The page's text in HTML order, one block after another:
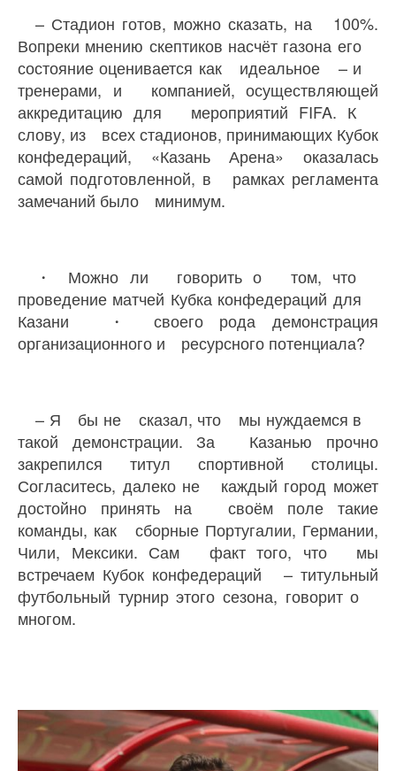
– Стадион готов, можно сказать, на 100%.
Вопреки мнению скептиков насчёт газона его
состояние оценивается как идеальное – и
тренерами, и компанией, осуществляющей
аккредитацию для мероприятий FIFA. К
слову, из всех стадионов, принимающих Кубок
конфедераций, «Казань Арена» оказалась
самой подготовленной, в рамках регламента
замечаний было минимум.
・ Можно ли говорить о том, что
проведение матчей Кубка конфедераций для
Казани ・ своего рода демонстрация
организационного и ресурсного потенциала?
– Я бы не сказал, что мы нуждаемся в
такой демонстрации. За Казанью прочно
закрепился титул спортивной столицы.
Согласитесь, далеко не каждый город может
достойно принять на своём поле такие
команды, как сборные Португалии, Германии,
Чили, Мексики. Сам факт того, что мы
встречаем Кубок конфедераций – титульный
футбольный турнир этого сезона, говорит о
многом.